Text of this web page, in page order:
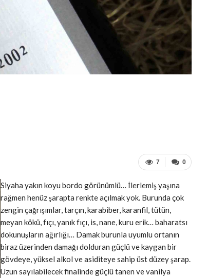
0
7
Siyaha yakın koyu bordo görünümlü… İlerlemiş yaşına
rağmen henüz şarapta renkte açılmak yok. Burunda çok
zengin çağrışımlar, tarçın, karabiber, karanfil, tütün,
meyan kökü, fıçı, yanık fıçı, is, nane, kuru erik… baharatsı
dokunuşların ağırlığı… Damak burunla uyumlu ortanın
biraz üzerinden damağı dolduran güçlü ve kaygan bir
gövdeye, yüksel alkol ve asiditeye sahip üst düzey şarap.
Uzun sayılabilecek finalinde güçlü tanen ve vanilya